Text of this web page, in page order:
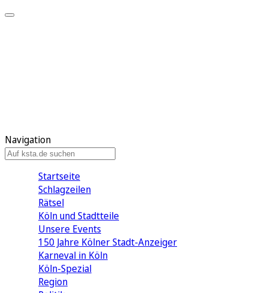
Navigation
Startseite
Schlagzeilen
Rätsel
Köln und Stadtteile
Unsere Events
150 Jahre Kölner Stadt-Anzeiger
Karneval in Köln
Köln-Spezial
Region